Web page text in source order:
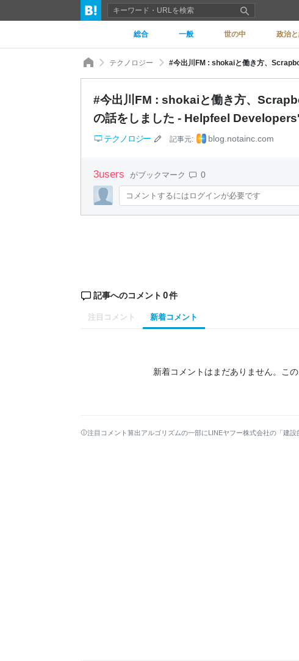
総合 一般 世の中 政治
テクノロジー
#今出川FM : shokaiと働き方、
の話をしました - Helpfeel
テクノロジー 記事元: blog.notainc.com
3users がブックマーク 0
コメントするにはログインが必要です
記事へのコメント 0件
注目コメント 新着コメント
新着コメントはまだありません。 こ
注目コメント算出アルゴリズムの一部にLINEヤフー株式会社の「建